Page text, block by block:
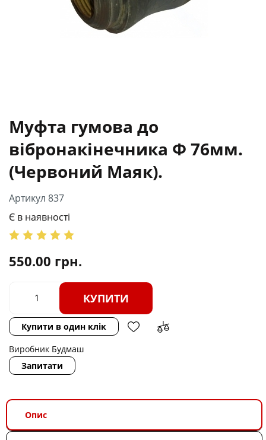
Муфта гумова до
вібронакінечника Ф 76мм.
(Червоний Маяк).
Артикул 837
Є в наявності
550.00 грн.
КУПИТИ
Купити в один клік
Виробник Будмаш
Запитати
Опис